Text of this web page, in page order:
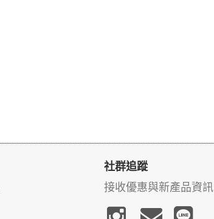
社群追蹤
接收優惠與新產品資訊